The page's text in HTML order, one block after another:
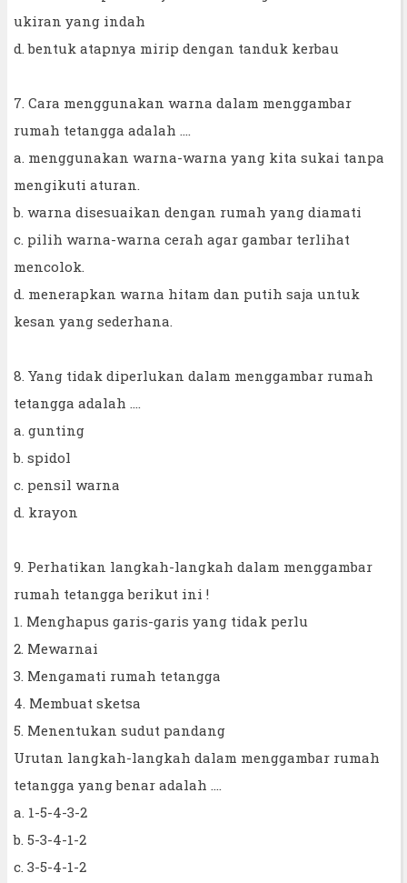
ukiran yang indah
d. bentuk atapnya mirip dengan tanduk kerbau
7. Cara menggunakan warna dalam menggambar
rumah tetangga adalah ....
a. menggunakan warna-warna yang kita sukai tanpa
mengikuti aturan.
b. warna disesuaikan dengan rumah yang diamati
c. pilih warna-warna cerah agar gambar terlihat
mencolok.
d. menerapkan warna hitam dan putih saja untuk
kesan yang sederhana.
8. Yang tidak diperlukan dalam menggambar rumah
tetangga adalah ....
a. gunting
b. spidol
c. pensil warna
d. krayon
9. Perhatikan langkah-langkah dalam menggambar
rumah tetangga berikut ini !
1. Menghapus garis-garis yang tidak perlu
2. Mewarnai
3. Mengamati rumah tetangga
4. Membuat sketsa
5. Menentukan sudut pandang
Urutan langkah-langkah dalam menggambar rumah
tetangga yang benar adalah ....
a. 1-5-4-3-2
b. 5-3-4-1-2
c. 3-5-4-1-2